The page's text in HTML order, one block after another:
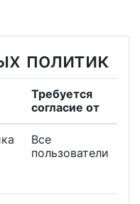
политик
Требуется
согласие от
Все
пользователи